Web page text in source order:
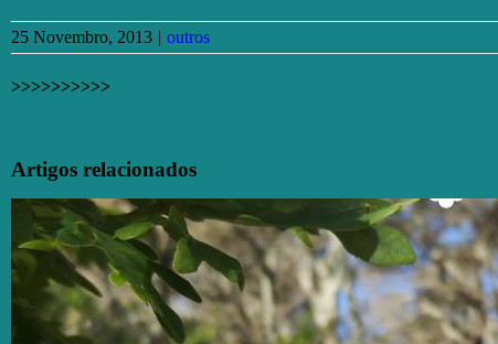
25 Novembro, 2013 | outros
>>>>>>>>>>
mas
publicado)
Artigos relacionados